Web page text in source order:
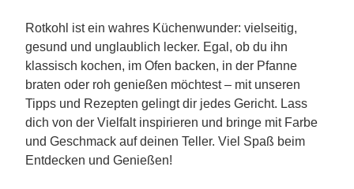
Rotkohl ist ein wahres Küchenwunder: vielseitig,
gesund und unglaublich lecker. Egal, ob du ihn
klassisch kochen, im Ofen backen, in der Pfanne
braten oder roh genießen möchtest – mit unseren
Tipps und Rezepten gelingt dir jedes Gericht. Lass
dich von der Vielfalt inspirieren und bringe mit Farbe
und Geschmack auf deinen Teller. Viel Spaß beim
Entdecken und Genießen!